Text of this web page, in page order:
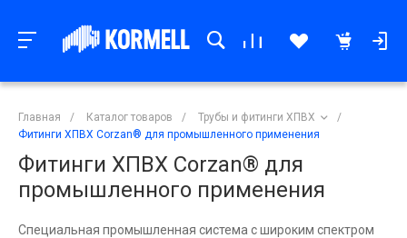
Главная / Каталог товаров / Трубы и фитинги ХПВХ
/
Фитинги ХПВХ Corzan® для промышленного применения
Фитинги ХПВХ Corzan® для
промышленного применения
Специальная промышленная система с широким спектром